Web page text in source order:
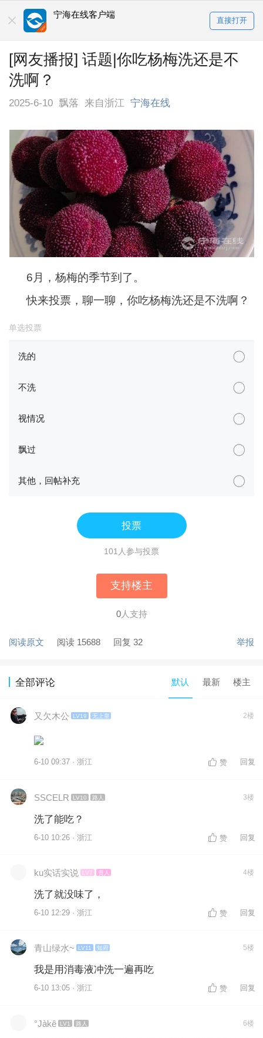
宁海在线客户端
直接打开
[网友播报] 话题|你吃杨梅洗还是不
洗啊？
2025-6-10 飘落 来自浙江 宁海在线
6月，杨梅的季节到了。
快来投票，聊一聊，你吃杨梅洗还是不洗啊？
单选投票
洗的
不洗
视情况
飘过
其他，回帖补充
投票
101人参与投票
支持楼主
0人支持
阅读原文 阅读 15688 回复 32 举报
全部评论 默认 最新 楼主
又欠木公 LV19 无上皇 2楼
6-10 09:37 · 浙江 赞 回复
SSCELR LV10 路人 3楼
洗了能吃？
6-10 10:26 · 浙江 赞 回复
ku实话实说 LV7 贵人 4楼
洗了就没味了，
6-10 12:29 · 浙江 赞 回复
青山绿水~ LV11 知府 5楼
我是用消毒液冲洗一遍再吃
6-10 13:05 · 浙江 赞 回复
°Jàkê LV1 路人 6楼